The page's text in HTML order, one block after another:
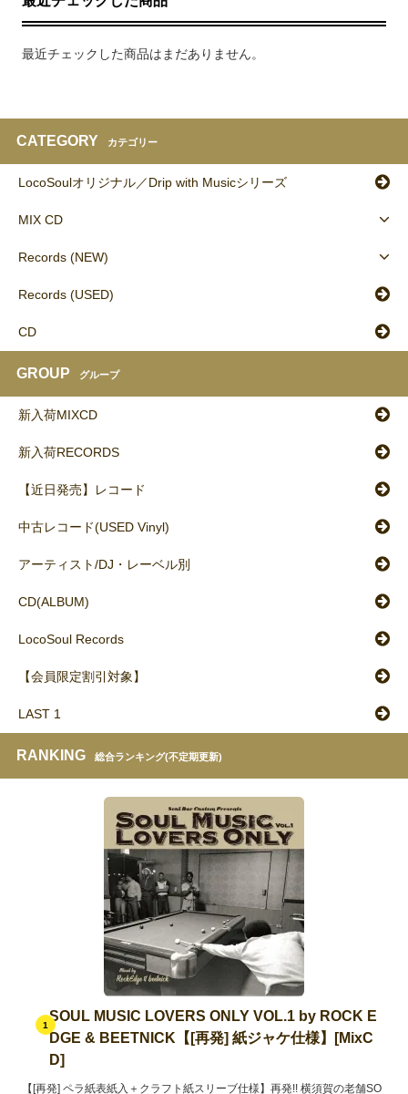
最近チェックした商品はまだありません。
CATEGORY カテゴリー
LocoSoulオリジナル／Drip with Musicシリーズ
MIX CD
Records (NEW)
Records (USED)
CD
GROUP グループ
新入荷MIXCD
新入荷RECORDS
【近日発売】レコード
中古レコード(USED Vinyl)
アーティスト/DJ・レーベル別
CD(ALBUM)
LocoSoul Records
【会員限定割引対象】
LAST 1
RANKING 総合ランキング(不定期更新)
1
SOUL MUSIC LOVERS ONLY VOL.1 by ROCK E
DGE & BEETNICK【[再発] 紙ジャケ仕様】[MixC
D]
【[再発] ペラ紙表紙入＋クラフト紙スリーブ仕様】再発!! 横須賀の老舗SO